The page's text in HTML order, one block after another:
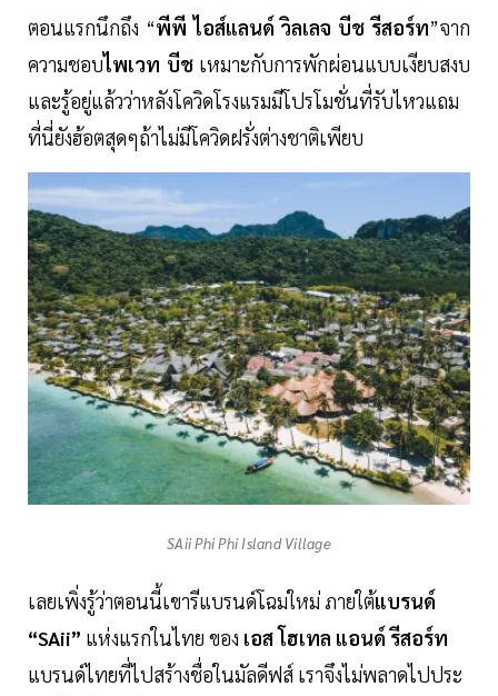
ตอนแรกนึกถึง “พีพี ไอส์แลนด์ วิลเลจ บีช รีสอร์ท”จาก
ความชอบไพเวท บีชเหมาะกับการพักผ่อนแบบเงียบสงบ
และรู้อยู่แล้วว่าหลังโควิดโรงแรมมีโปรโมชั่นที่รับไหวแถม
ที่นี่ยังฮ้อตสุดๆถ้าไม่มีโควิดฝรั่งต่างชาติเพียบ
SAii Phi Phi Island Village
เลยเพิ่งรู้ว่าตอนนี้เขารีแบรนด์โฉมใหม่ ภายใต้แบรนด์
“SAii” แห่งแรกในไทย ของ เอส โฮเทล แอนด์ รีสอร์ท
แบรนด์ไทยที่ไปสร้างชื่อในมัลดีฟส์ เราจึงไม่พลาดไปประ